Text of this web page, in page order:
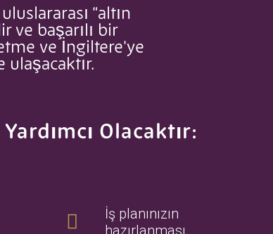
“altın
ve başarılı bir
ve İngiltere'ye
Olacaktır:
İş planınızın
hazırlanması